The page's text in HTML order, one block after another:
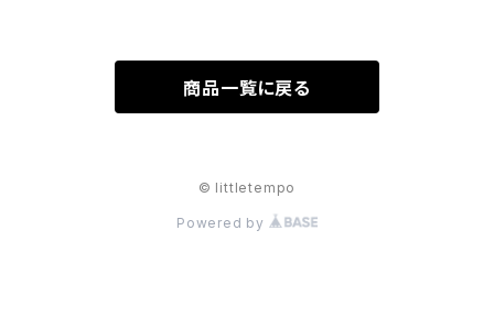
商品一覧に戻る
© littletempo
Powered by